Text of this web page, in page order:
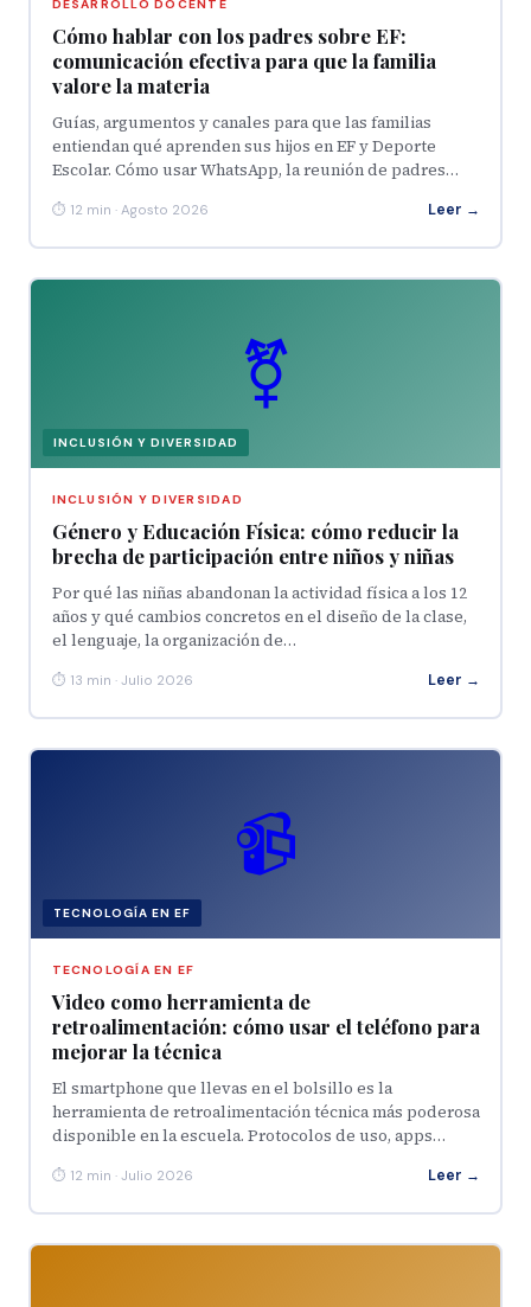
DESARROLLO DOCENTE
Cómo hablar con los padres sobre EF:
comunicación efectiva para que la familia
valore la materia
Guías, argumentos y canales para que las familias
entiendan qué aprenden sus hijos en EF y Deporte
Escolar. Cómo usar WhatsApp, la reunión de padres…
⏱ 12 min · Agosto 2026 Leer →
⚧
INCLUSIÓN Y DIVERSIDAD
INCLUSIÓN Y DIVERSIDAD
Género y Educación Física: cómo reducir la
brecha de participación entre niños y niñas
Por qué las niñas abandonan la actividad física a los 12
años y qué cambios concretos en el diseño de la clase,
el lenguaje, la organización de…
⏱ 13 min · Julio 2026 Leer →
📹
TECNOLOGÍA EN EF
TECNOLOGÍA EN EF
Video como herramienta de
retroalimentación: cómo usar el teléfono para
mejorar la técnica
El smartphone que llevas en el bolsillo es la
herramienta de retroalimentación técnica más poderosa
disponible en la escuela. Protocolos de uso, apps…
⏱ 12 min · Julio 2026 Leer →